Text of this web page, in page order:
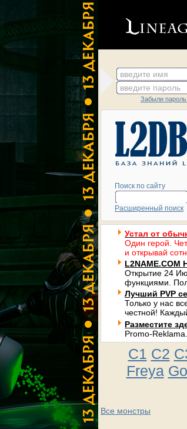
введите имя
введите пароль
Забыли
Поиск по сайту
Расширенный поиск
Устал от
Один герой.
и открывай
Открытие 24
функциями.
Лучший PVP
Только у нас
честной!
Разместите
Promo-
C1 C2
Freya
Все монстры